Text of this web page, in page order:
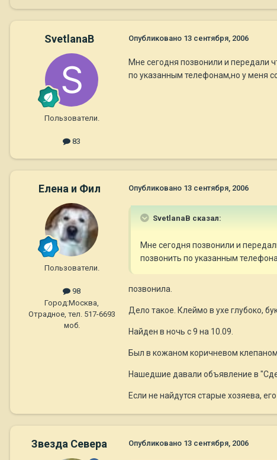
SvetlanaB
Пользователи.
83
Опубликовано 13 сентября, 2006
Мне сегодня позвонили и передали
по указанным телефонам,но у меня
Елена и Фил
Пользователи.
98
Город:Москва,
Отрадное, тел. 517-6693
моб.
Опубликовано 13 сентября, 2006
SvetlanaB сказал:
Мне сегодня позвонили и
позвонить по указанным
позвонила.
Дело такое. Клеймо в ухе глубоко,
Найден в ночь с 9 на 10.09.
Был в кожаном коричневом
Нашедшие давали объявление в
Если не найдутся старые хозяева,
Звезда Севера Опубликовано 13 сентября, 2006